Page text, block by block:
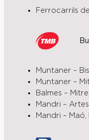
Ferrocarrils
Muntaner –
Muntaner –
Balmes – Mitre,
Mandri –
Mandri – Maó,